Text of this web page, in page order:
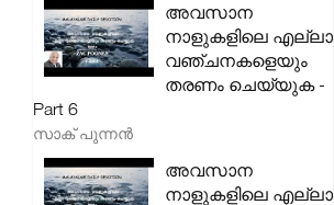
അവസാന
നാളുകളിലെ എല്ലാ
വഞ്ചനകളെയും
തരണം ചെയ്യുക -
Part 6
സാക് പുന്നൻ
അവസാന
നാളുകളിലെ എല്ലാ